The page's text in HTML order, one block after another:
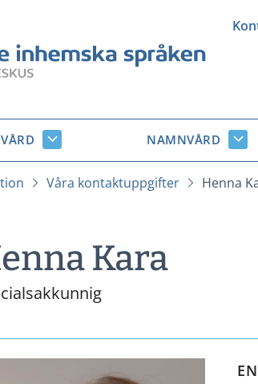
Språkvård
undersidor
NAMNVÅRD
Våra kontaktuppgifter Henna
Kara